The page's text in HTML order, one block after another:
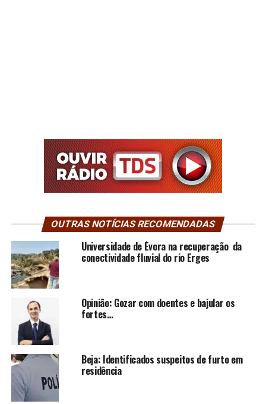
OUTRAS NOTÍCIAS RECOMENDADAS
Universidade de Évora na recuperação da
conectividade fluvial do rio Erges
Opinião: Gozar com doentes e bajular os
fortes…
Beja: Identificados suspeitos de furto em
residência